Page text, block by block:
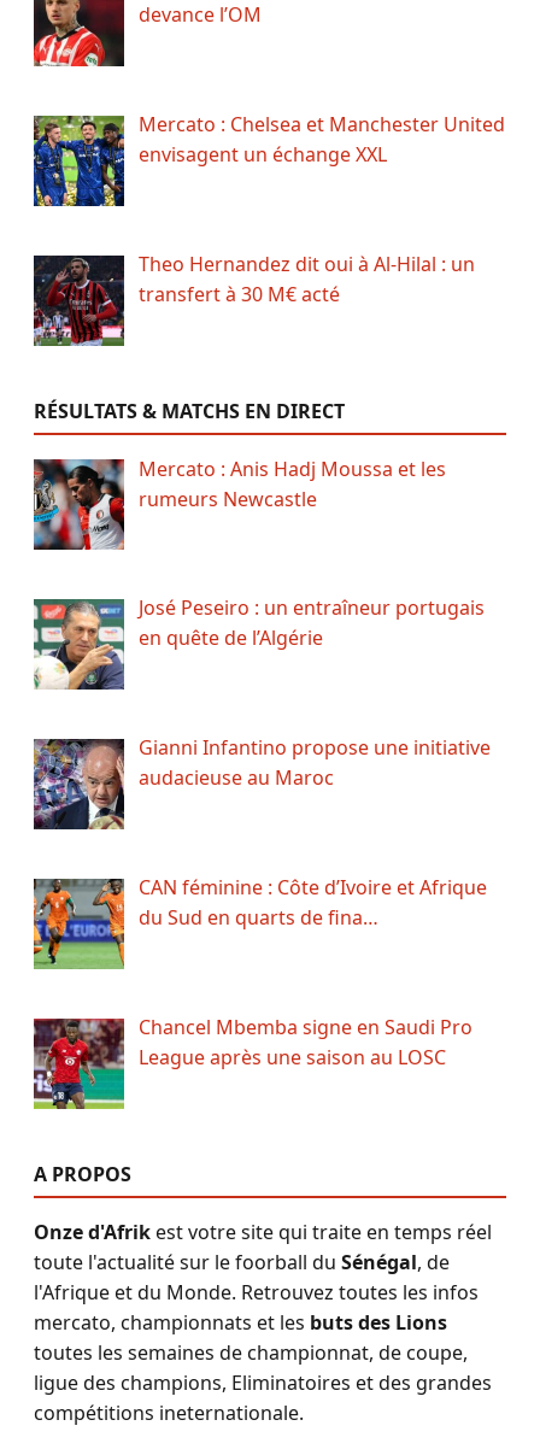
devance l’OM
Mercato : Chelsea et Manchester United
envisagent un échange XXL
Theo Hernandez dit oui à Al-Hilal : un
transfert à 30 M€ acté
RÉSULTATS & MATCHS EN DIRECT
Mercato : Anis Hadj Moussa et les
rumeurs Newcastle
José Peseiro : un entraîneur portugais
en quête de l’Algérie
Gianni Infantino propose une initiative
audacieuse au Maroc
CAN féminine : Côte d’Ivoire et Afrique
du Sud en quarts de fina…
Chancel Mbemba signe en Saudi Pro
League après une saison au LOSC
A PROPOS
Onze d'Afrikest votre site qui traite en temps réel
toute l'actualité sur le foorball du Sénégal, de
l'Afrique et du Monde. Retrouvez toutes les infos
mercato, championnats et les buts des Lions
toutes les semaines de championnat, de coupe,
ligue des champions, Eliminatoires et des grandes
compétitions ineternationale.